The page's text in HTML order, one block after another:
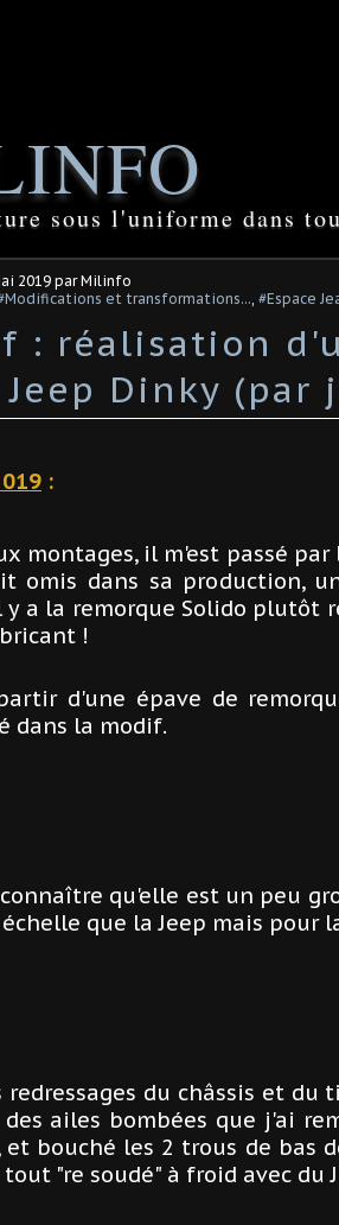
sous l'uniforme dans
2019 par Milinfo
et transformations..., #Espace
: réalisation
Dinky (par
:
montages, il m'est passé
omis dans sa production,
y a la remorque Solido plutôt
!
d'une épave de
dans la modif.
qu'elle est un peu
que la Jeep mais pour
redressages du châssis et du
ailes bombées que j'ai
bouché les 2 trous de bas
"re soudé" à froid avec du